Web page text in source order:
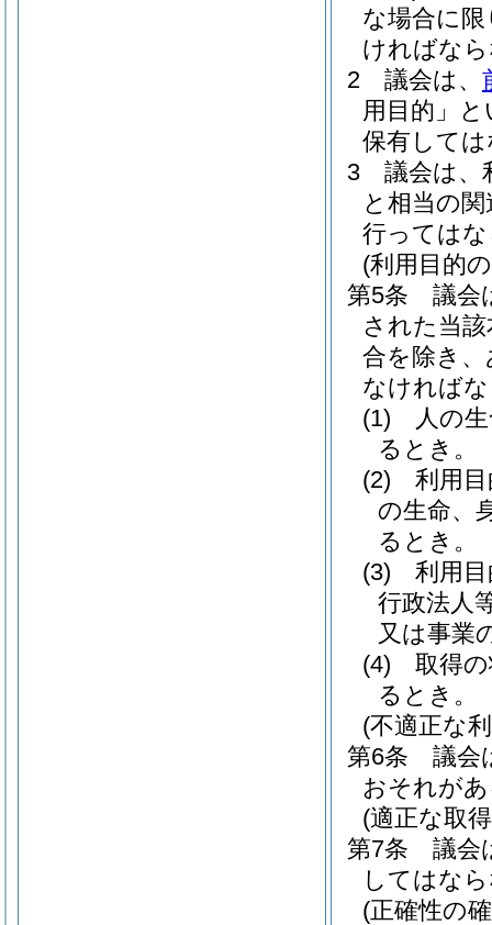
な場合に
ければな
2
議会は、
用目的」
保有して
3
議会は、
と相当の
行っては
(利用目的
第5条
議会
された当
合を除き
なければ
(1)
人の
るとき。
(2)
利用
の生命、
るとき。
(3)
利用
行政法人
又は事業
(4)
取得
るとき。
(不適正な
第6条
議会
おそれが
(適正な取
第7条
議会
してはな
(正確性の